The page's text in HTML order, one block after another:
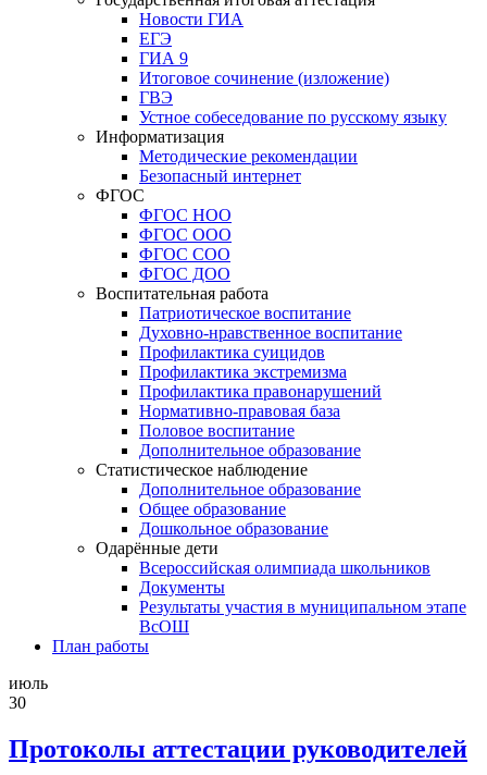
Новости ГИА
ЕГЭ
ГИА 9
Итоговое сочинение (изложение)
ГВЭ
Устное собеседование по русскому языку
Информатизация
Методические рекомендации
Безопасный интернет
ФГОС
ФГОС НОО
ФГОС ООО
ФГОС СОО
ФГОС ДОО
Воспитательная работа
Патриотическое воспитание
Духовно-нравственное воспитание
Профилактика суицидов
Профилактика экстремизма
Профилактика правонарушений
Нормативно-правовая база
Половое воспитание
Дополнительное образование
Статистическое наблюдение
Дополнительное образование
Общее образование
Дошкольное образование
Одарённые дети
Всероссийская олимпиада школьников
Документы
Результаты участия в муниципальном этапе
ВсОШ
План работы
июль
30
Протоколы аттестации руководителей